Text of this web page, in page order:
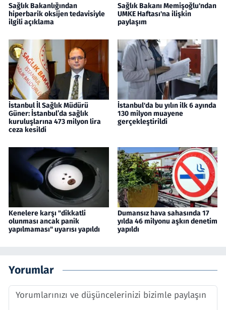
Sağlık Bakanlığından
hiperbarik oksijen tedavisiyle
ilgili açıklama
Sağlık Bakanı Memişoğlu'ndan
UMKE Haftası'na ilişkin
paylaşım
İstanbul İl Sağlık Müdürü
Güner: İstanbul’da sağlık
kuruluşlarına 473 milyon lira
ceza kesildi
İstanbul'da bu yılın ilk 6 ayında
130 milyon muayene
gerçekleştirildi
Kenelere karşı "dikkatli
olunması ancak panik
yapılmaması" uyarısı yapıldı
Dumansız hava sahasında 17
yılda 46 milyonu aşkın denetim
yapıldı
Yorumlar